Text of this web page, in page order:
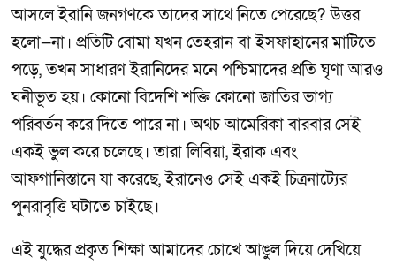
আসলে ইরানি জনগণকে তাদের সাথে নিতে পেরেছে? উত্তর
হলো—না। প্রতিটি বোমা যখন তেহরান বা ইসফাহানের মাটিতে
পড়ে, তখন সাধারণ ইরানিদের মনে পশ্চিমাদের প্রতি ঘৃণা আরও
ঘনীভূত হয়। কোনো বিদেশি শক্তি কোনো জাতির ভাগ্য
পরিবর্তন করে দিতে পারে না। অথচ আমেরিকা বারবার সেই
একই ভুল করে চলেছে। তারা লিবিয়া, ইরাক এবং
আফগানিস্তানে যা করেছে, ইরানেও সেই একই চিত্রনাট্যের
পুনরাবৃত্তি ঘটাতে চাইছে।
এই যুদ্ধের প্রকৃত শিক্ষা আমাদের চোখে আঙুল দিয়ে দেখিয়ে